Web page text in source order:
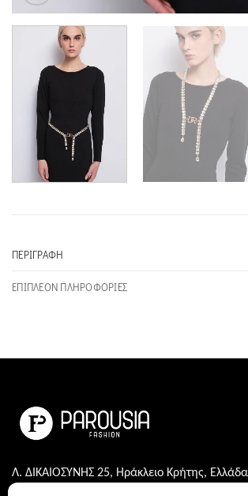
ΠΕΡΙΓΡΑΦΉ
ΕΠΙΠΛΈΟΝ ΠΛΗΡΟΦΟΡΊΕΣ
Λ. ΔΙΚΑΙΟΣΥΝΗΣ 25, Ηράκλειο Κρήτης, Ελλάδα